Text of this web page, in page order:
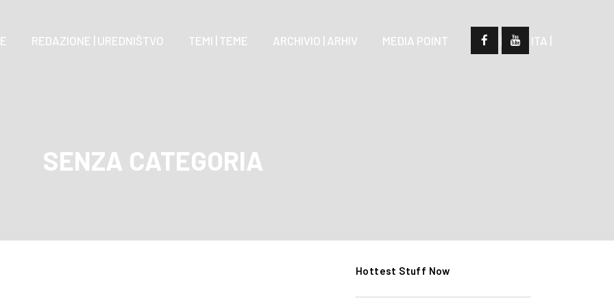
REDAZIONE | UREDNIŠTVO TEMI | TEME ARCHIVIO | ARHIV MEDIA POINT | SLO | | ITA |
SENZA CATEGORIA
Hottest Stuff Now